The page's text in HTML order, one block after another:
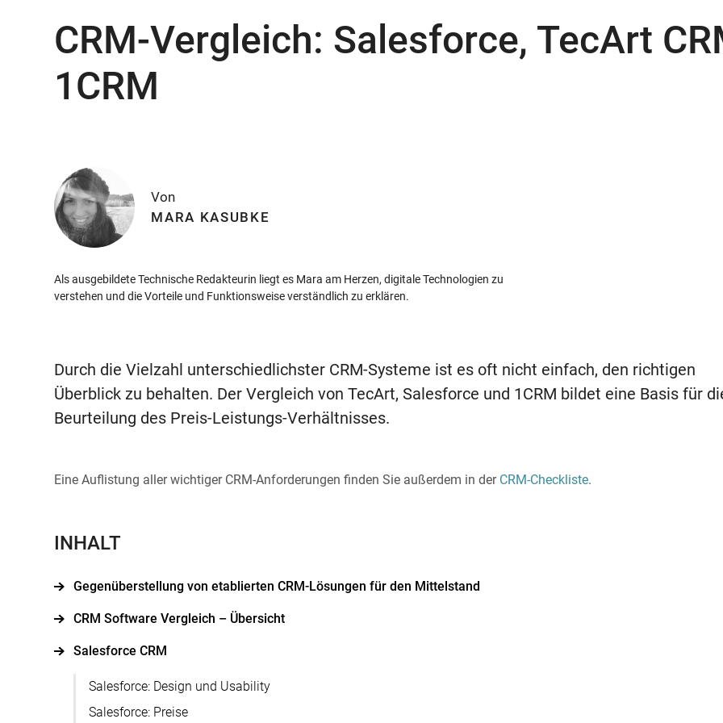
CRM-Vergleich: Salesforce, TecArt
1CRM
Durch die Vielzahl unterschiedlichster CRM-Systeme ist es oft nicht einfach, den richtigen
Überblick zu behalten. Der Vergleich von TecArt, Salesforce und 1CRM bildet eine Basis für
Beurteilung des Preis-Leistungs-Verhältnisses.
Von
MARA KASUBKE
Als ausgebildete Technische Redakteurin liegt es Mara am Herzen, digitale Technologien zu
verstehen und die Vorteile und Funktionsweise verständlich zu erklären.
Eine Auflistung aller wichtiger CRM-Anforderungen finden Sie außerdem in der CRM-Checkliste.
INHALT
Gegenüberstellung von etablierten CRM-Lösungen für den Mittelstand
CRM Software Vergleich – Übersicht
Salesforce CRM
Salesforce: Design und Usability
Salesforce: Preise